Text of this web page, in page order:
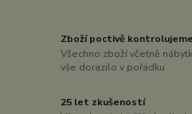
Zboží poctivě
Všechno zboží včetně
vše dorazilo v pořádku
25 let zkušeností